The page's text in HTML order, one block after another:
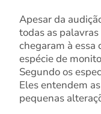
Apesar da
todas as
chegaram à
espécie de
Segundo os
Eles entendem
pequenas